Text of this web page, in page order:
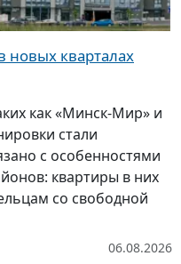
новых кварталах
как «Минск-Мир» и
стали
с особенностями
квартиры в них
со свободной
06.08.2026